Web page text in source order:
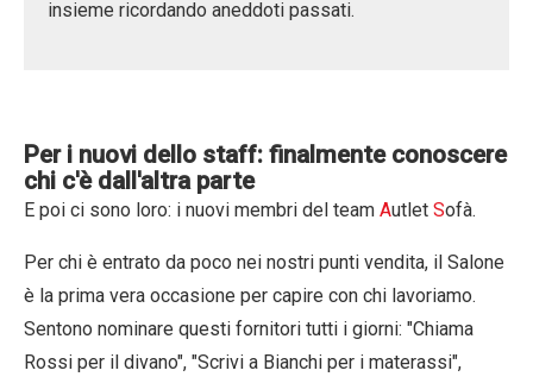
insieme ricordando aneddoti passati.
Per i nuovi dello staff: finalmente conoscere
chi c'è dall'altra parte
E poi ci sono loro: i nuovi membri del team Autlet Sofà.
Per chi è entrato da poco nei nostri punti vendita, il Salone
è la prima vera occasione per capire con chi lavoriamo.
Sentono nominare questi fornitori tutti i giorni: "Chiama
Rossi per il divano", "Scrivi a Bianchi per i materassi",